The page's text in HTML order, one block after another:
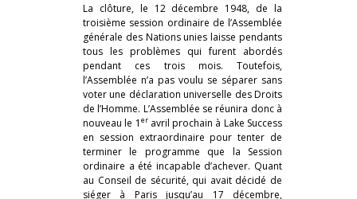
La clôture, le 12 décembre 1948, de la
troisième session ordinaire de l’Assemblée
générale des Nations unies laisse pendants
tous les problèmes qui furent abordés
pendant ces trois mois. Toutefois,
l’Assemblée n’a pas voulu se séparer sans
voter une déclaration universelle des Droits
de l’Homme. L’Assemblée se réunira donc à
nouveau le 1 eravril prochain à Lake Success
en session extraordinaire pour tenter de
terminer le programme que la Session
ordinaire a été incapable d’achever. Quant
au Conseil de sécurité, qui avait décidé de
siéger à Paris jusqu’au 17 décembre,